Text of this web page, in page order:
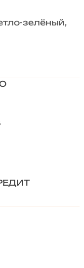
зелёный,